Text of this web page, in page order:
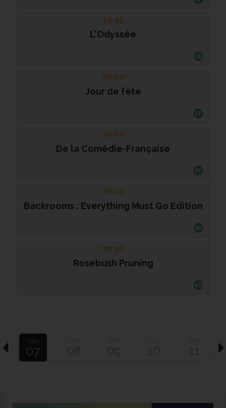
19:45
L'Odyssée
20:00
Jour de fête
20:00
De la Comédie-Française
20:15
Backrooms : Everything Must Go Edition
20:30
Rosebush Pruning
Ven
07 08 09 10 11